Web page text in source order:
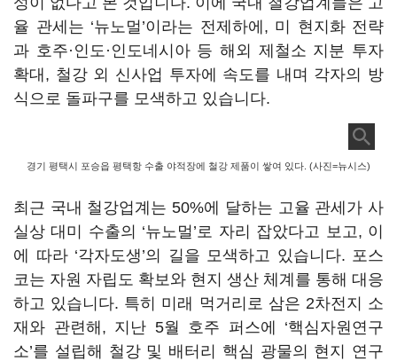
율 관세는 ‘뉴노멀’이라는 전제하에, 미 현지화 전략
과 호주·인도·인도네시아 등 해외 제철소 지분 투자
확대, 철강 외 신사업 투자에 속도를 내며 각자의 방
식으로 돌파구를 모색하고 있습니다.
경기 평택시 포승읍 평택항 수출 야적장에 철강 제품이 쌓여 있다. (사진=뉴시스)
최근 국내 철강업계는 50%에 달하는 고율 관세가 사
실상 대미 수출의 ‘뉴노멀’로 자리 잡았다고 보고, 이
에 따라 ‘각자도생’의 길을 모색하고 있습니다. 포스
코는 자원 자립도 확보와 현지 생산 체계를 통해 대응
하고 있습니다. 특히 미래 먹거리로 삼은 2차전지 소
재와 관련해, 지난 5월 호주 퍼스에 ‘핵심자원연구
소’를 설립해 철강 및 배터리 핵심 광물의 현지 연구